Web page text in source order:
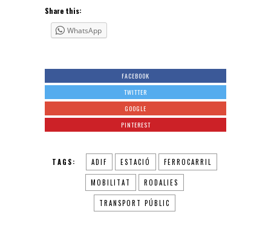
Share this:
WhatsApp
FACEBOOK
TWITTER
GOOGLE
PINTEREST
TAGS: ADIF ESTACIÓ FERROCARRIL
MOBILITAT RODALIES
TRANSPORT PÚBLIC